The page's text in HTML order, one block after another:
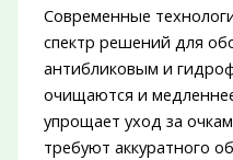
Современные
спектр решений для
антибликовым и
очищаются и
упрощает уход за
требуют аккуратного